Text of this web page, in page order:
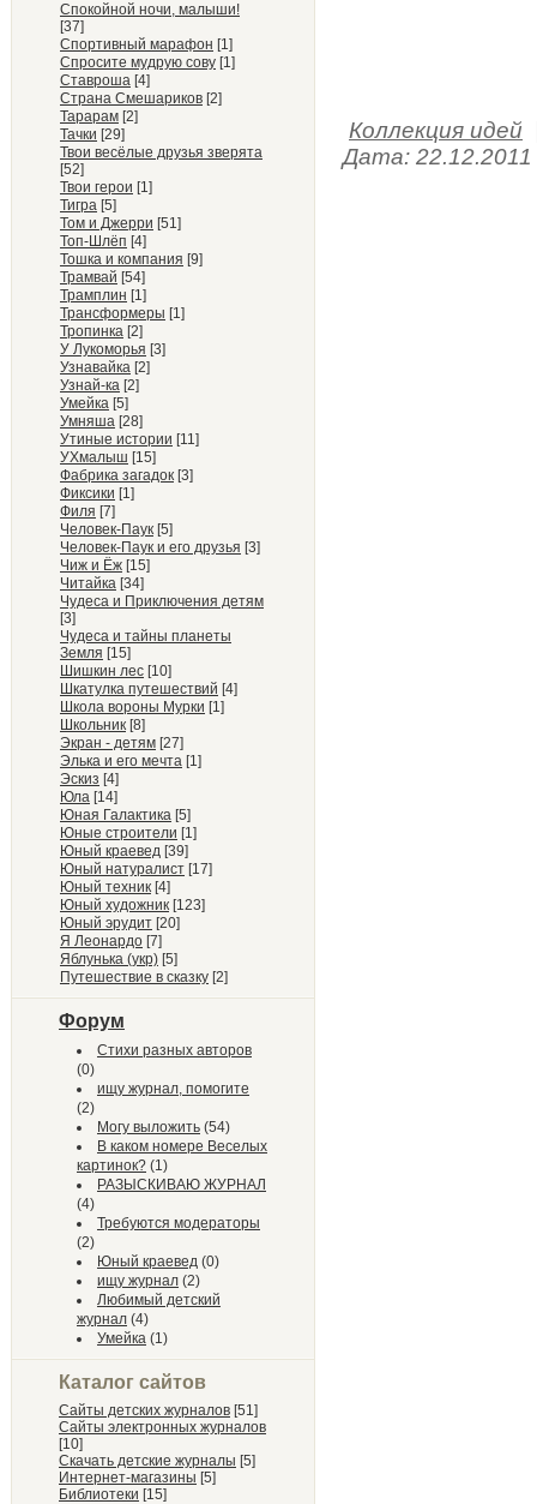
Спокойной ночи, малыши!
[37]
Спортивный марафон [1]
Спросите мудрую сову [1]
Ставроша [4]
Страна Смешариков [2]
Тарарам [2]
Тачки [29]
Твои весёлые друзья зверята
[52]
Твои герои [1]
Тигра [5]
Том и Джерри [51]
Топ-Шлёп [4]
Тошка и компания [9]
Трамвай [54]
Трамплин [1]
Трансформеры [1]
Тропинка [2]
У Лукоморья [3]
Узнавайка [2]
Узнай-ка [2]
Умейка [5]
Умняша [28]
Утиные истории [11]
УХмалыш [15]
Фабрика загадок [3]
Фиксики [1]
Филя [7]
Человек-Паук [5]
Человек-Паук и его друзья [3]
Чиж и Ёж [15]
Читайка [34]
Чудеса и Приключения детям
[3]
Чудеса и тайны планеты
Земля [15]
Шишкин лес [10]
Шкатулка путешествий [4]
Школа вороны Мурки [1]
Школьник [8]
Экран - детям [27]
Элька и его мечта [1]
Эскиз [4]
Юла [14]
Юная Галактика [5]
Юные строители [1]
Юный краевед [39]
Юный натуралист [17]
Юный техник [4]
Юный художник [123]
Юный эрудит [20]
Я Леонардо [7]
Яблунька (укр) [5]
Путешествие в сказку [2]
Форум
Стихи разных авторов
(0)
ищу журнал, помогите
(2)
Могу выложить (54)
В каком номере Веселых
картинок? (1)
РАЗЫСКИВАЮ ЖУРНАЛ
(4)
Требуются модераторы
(2)
Юный краевед (0)
ищу журнал (2)
Любимый детский
журнал (4)
Умейка (1)
Каталог сайтов
Сайты детских журналов [51]
Сайты электронных журналов
[10]
Скачать детские журналы [5]
Интернет-магазины [5]
Библиотеки [15]
Коллекция идей
Дата: 22.12.2011